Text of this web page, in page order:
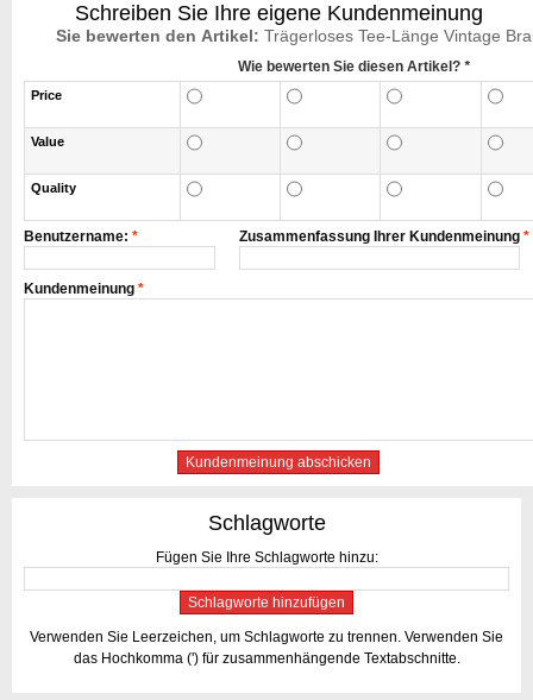
Schreiben Sie Ihre eigene Kundenmeinung
Sie bewerten den Artikel: Trägerloses Tee-Länge Vintage
Wie bewerten Sie diesen Artikel? *
Price
Value
Quality
*
Benutzername: *
Zusammenfassung Ihrer Kundenmeinung
*
Kundenmeinung
Kundenmeinung abschicken
Schlagworte
Fügen Sie Ihre Schlagworte hinzu:
Schlagworte hinzufügen
Verwenden Sie Leerzeichen, um Schlagworte zu trennen. Verwenden Sie
das Hochkomma (') für zusammenhängende Textabschnitte.